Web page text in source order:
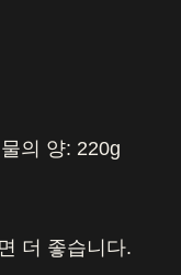
의 양: 220g
더 좋습니다.